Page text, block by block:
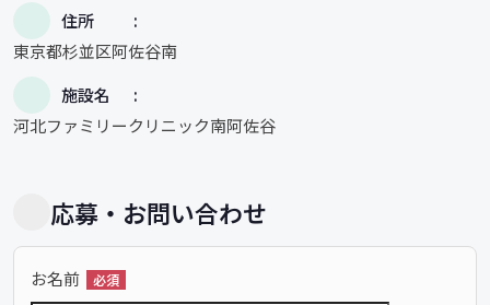
住所
東京都杉並区阿佐谷南
施設名
河北ファミリークリニック南阿佐谷
応募・お問い合わせ
お名前 必須